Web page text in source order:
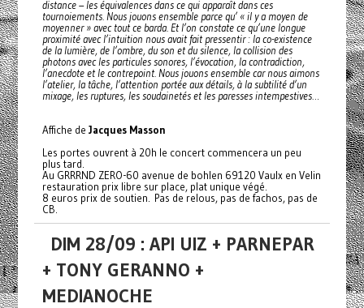
distance – les équivalences dans ce qui apparaît dans ces
tournoiements. Nous jouons ensemble parce qu’ « il y a moyen de
moyenner » avec tout ce barda. Et l’on constate ce qu’une longue
proximité avec l’intuition nous avait fait pressentir : la co-existence
de la lumière, de l’ombre, du son et du silence, la collision des
photons avec les particules sonores, l’évocation, la contradiction,
l’anecdote et le contrepoint. Nous jouons ensemble car nous aimons
l’atelier, la tâche, l’attention portée aux détails, à la subtilité d’un
mixage, les ruptures, les soudainetés et les paresses intempestives…
Affiche de Jacques Masson
Les portes ouvrent à 20h le concert commencera un peu
plus tard.
Au GRRRND ZERO-60 avenue de bohlen 69120 Vaulx en Velin
restauration prix libre sur place, plat unique végé.
8 euros prix de soutien. Pas de relous, pas de fachos, pas de
CB.
DIM 28/09 : API UIZ + PARNEPAR
+ TONY GERANNO +
MEDIANOCHE